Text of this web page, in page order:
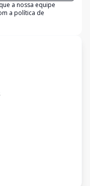
a nossa equipe
a política de